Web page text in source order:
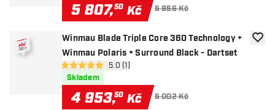
5 807,50 Kč 5 856 Kč
Winmau Blade Triple Core 360 Technology +
Winmau Polaris + Surround Black - Dartset
otevřít panel recenzí
5 hodnoticí hvězdičky
5.0 (1)
Skladem
4 953,50 Kč 5 002 Kč